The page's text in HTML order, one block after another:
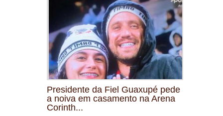
Presidente da Fiel Guaxupé pede
a noiva em casamento na Arena
Corinth...